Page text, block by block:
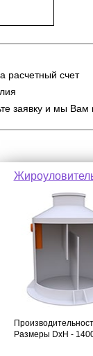
расчетный счет
заявку и мы Вам
Размеры DхH -